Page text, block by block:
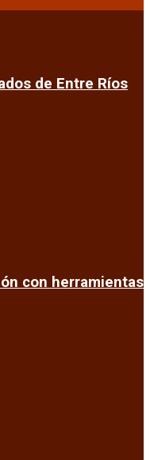
de Entre Ríos
con herramientas